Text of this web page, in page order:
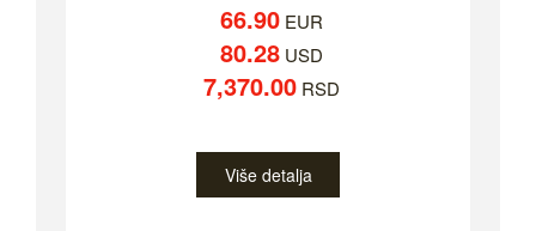
66.90EUR
80.28USD
7,370.00RSD
Više detalja